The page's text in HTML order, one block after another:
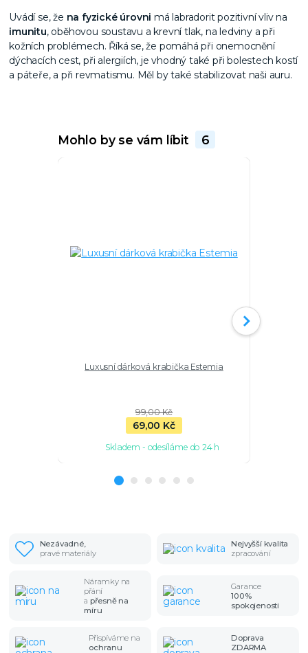
Uvádí se, že na fyzické úrovni má labradorit pozitivní vliv na
imunitu, oběhovou soustavu a krevní tlak, na ledviny a při
kožních problémech. Říká se, že pomáhá při onemocnění
dýchacích cest, při alergiích, je vhodný také při bolestech kostí
a páteře, a při revmatismu. Měl by také stabilizovat naši auru.
Mohlo by se vám líbit 6
Luxusní dárková krabička Estemia
99,00 Kč
69,00 Kč
Skladem - odesíláme do 24 h
Nezávadné,
pravé materiály
Nejvyšší kvalita
zpracování
Náramky na
přání
a přesně na
míru
Garance
100%
spokojenosti
Přispíváme na
ochranu
Doprava
ZDARMA